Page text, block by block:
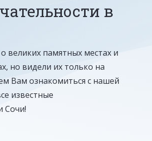
в
великих памятных местах и
но видели их только на
Вам ознакомиться с нашей
известные
Сочи!